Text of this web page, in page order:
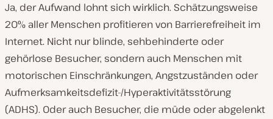
Ja, der Aufwand lohnt sich wirklich. Schätzungsweise
20% aller Menschen profitieren von Barrierefreiheit im
Internet. Nicht nur blinde, sehbehinderte oder
gehörlose Besucher, sondern auch Menschen mit
motorischen Einschränkungen, Angstzuständen oder
Aufmerksamkeitsdefizit-/Hyperaktivitätsstörung
(ADHS). Oder auch Besucher, die müde oder abgelenkt